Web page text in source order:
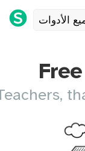
الأدوات